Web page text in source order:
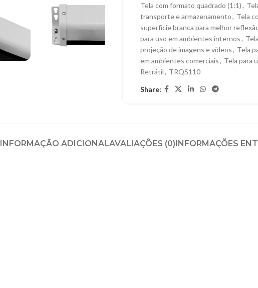
Tela com formato quadrado (1:1),
transporte e armazenamento, Tela
superfície branca para melhor
para uso em ambientes internos,
projeção de imagens e vídeos, Tela
em ambientes comerciais, Tela para
Retrátil, TRQS110
Share:
INFORMAÇÃO ADICIONALAVALIAÇÕES (0)INFORMAÇÕES